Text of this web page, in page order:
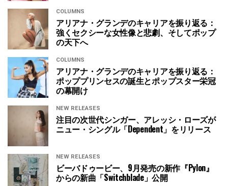
COLUMNS
アリアナ・グランデのキャリアを振り返る：
強くセクシーな女性像と悲劇、そしてポップ
の天下へ
COLUMNS
アリアナ・グランデのキャリアを振り返る：
ポッププリンセスの誕生とポップスター栄冠
の幕開け
NEW RELEASES
注目の次世代シンガー、アレッシ・ローズが
ニュー・シングル「Dependent」をリリース
NEW RELEASES
ビーバドゥービー、9月発売の新作『Pylon』
からの新曲「Switchblade」公開